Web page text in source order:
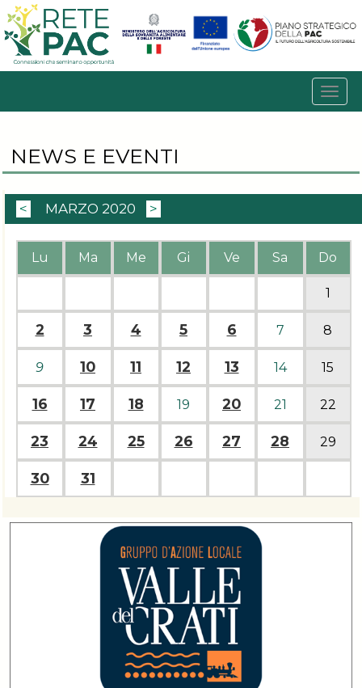
NEWS E EVENTI
< MARZO 2020 >
Lu Ma Me Gi Ve Sa Do
1
2 3 4 5 6 7 8
9 10 11 12 13 14 15
16 17 18 19 20 21 22
23 24 25 26 27 28 29
30 31